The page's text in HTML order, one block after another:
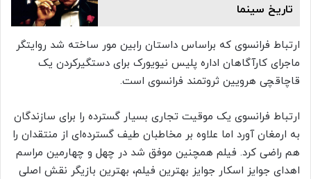
تاریخ سینما
ارتباط فرانسوی که براساس داستان رابین مور ساخته شد روایتگر
ماجرای کارآگاهان اداره پلیس نیویورک برای دستگیرکردن یک
قاچاقچی هرویین ثروتمند فرانسوی است.
ارتباط فرانسوی یک موقیت تجاری بسیار گسترده را برای سازندگان
به ارمغان آورد اما علاوه بر مخاطبان طیف گسترده‌ای از منتقدان را
هم راضی کرد. فیلم همچنین موفق شد در چهل و چهارمین مراسم
اهدای جوایز اسکار جوایز بهترین فیلم، بهترین بازیگر نقش اصلی